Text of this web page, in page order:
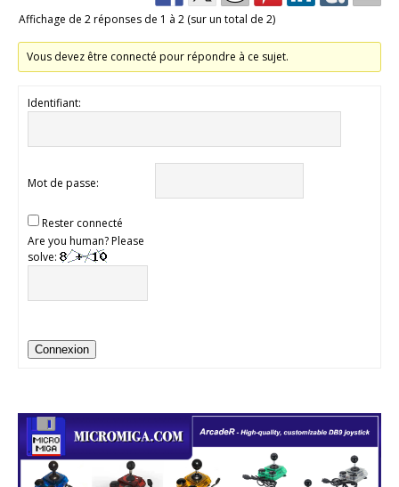
Affichage de 2 réponses de 1 à 2 (sur un total de 2)
Vous devez être connecté pour répondre à ce sujet.
Identifiant:
Mot de passe:
Rester connecté
Are you human? Please
solve:
Connexion